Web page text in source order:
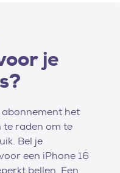
je
het
te raden om te
Bel je
een iPhone 16
bellen. Een